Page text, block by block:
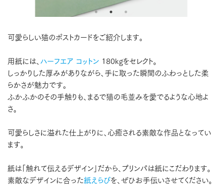
可愛らしい猫のポストカードをご紹介します。
用紙には、 ハーフエア コットン 180kgをセレクト。
しっかりした厚みがありながら、手に取った瞬間のふわっとした柔
らかさが魅力です。
ふかふかのその手触りも、まるで猫の毛並みを愛でるような心地よ
さ。
可愛らしさに溢れた仕上がりに、心癒される素敵な作品となってい
ます。
紙は「触れて伝えるデザイン」だから、プリンパは紙にこだわります。
素敵なデザインに合った紙えらびを、ぜひお手伝いさせてください。